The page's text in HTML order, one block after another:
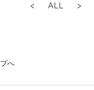
< ALL >